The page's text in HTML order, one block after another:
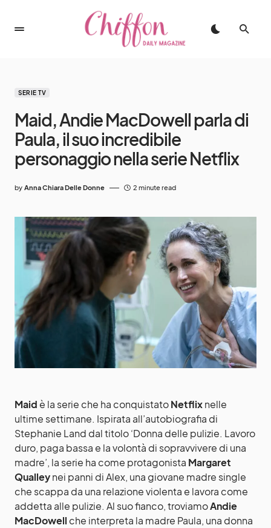
SERIE TV
Maid, Andie MacDowell parla di
Paula, il suo incredibile
personaggio nella serie Netflix
by Anna Chiara Delle Donne 2 minute read
Maid è la serie che ha conquistatoNetflixnelle
ultime settimane. Ispirata all’autobiografia di
Stephanie Land dal titolo ‘Donna delle pulizie. Lavoro
duro, paga bassa e la volontà di sopravvivere di una
madre’, la serie ha come protagonista Margaret
Qualleynei panni di Alex, una giovane madre single
che scappa da una relazione violenta e lavora come
addetta alle pulizie. Al suo fianco, troviamoAndie
MacDowell che interpreta la madre Paula, una donna